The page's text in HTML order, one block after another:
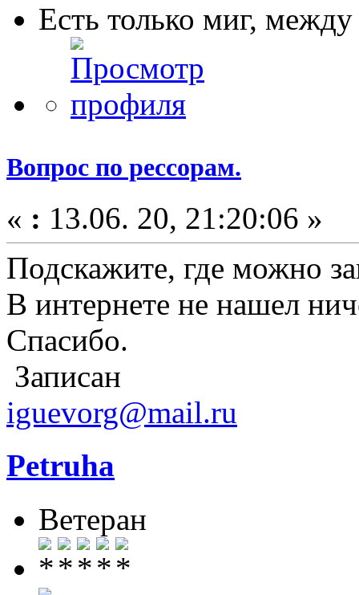
Есть только миг,
Вопрос по рессорам.
« : 13.06. 20, 21:20:06 »
Подскажите, где можно
В интернете не нашел
Спасибо.
Записан
iguevorg@mail.ru
Petruha
Ветеран